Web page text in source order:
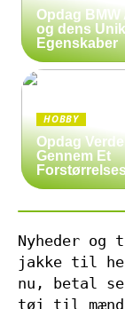
Opdag BMW
og dens
Egenskaber
HOBBY
Opdag
Gennem Et
Nyheder
jakke til
nu, betal
tøj til